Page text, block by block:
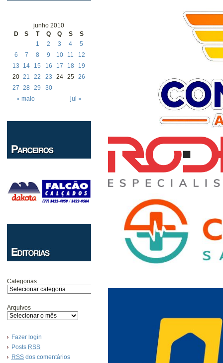
junho 2010
D
S T Q Q S S
« maio jul »
1 2 3 4
5
6
7 8 9 10 11
12
13
14 15 16 17 18
19
20 21 22 23 24 25 26
27
28 29 30
Categorias
Arquivos
Fazer login
Posts RSS
RSS dos comentários